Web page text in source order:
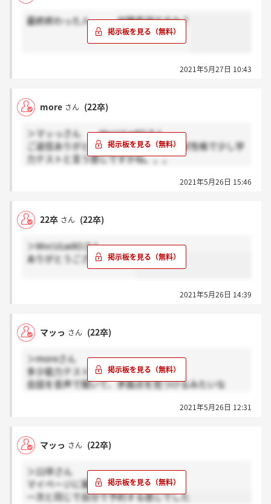
最終終わった人 何職希望ですか？
2021年5月27日 10:43
more さん (22卒)
＞マッっさん WvcULw8Oさん
ご返信ありがとうございます！ほぼほぼ性格で少し学
力テストと言う感じですかね。。。
2021年5月26日 15:46
22卒 さん (22卒)
＞WvcULw8Oさん
ありがとうございます！！
2021年5月26日 14:39
マッっ さん (22卒)
＞moreさん
多少能力テストがあった気がします
会話を音声で聞いて、矛盾点を見つけるみたいな
2021年5月26日 12:31
マッっ さん (22卒)
＞22卒さん
マイページに案内が来ましたよー
一次と同じで自分で予約する感じでした